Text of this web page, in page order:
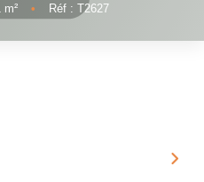
m² • Réf : T2627